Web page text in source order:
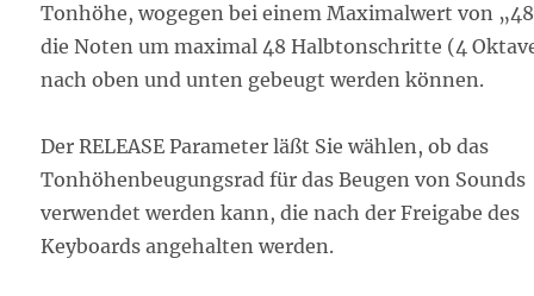
Tonhöhe, wogegen bei einem Maximalwert von
die Noten um maximal 48 Halbtonschritte (4
nach oben und unten gebeugt werden können.
Der RELEASE Parameter läßt Sie wählen, ob das
Tonhöhenbeugungsrad für das Beugen von Sounds
verwendet werden kann, die nach der Freigabe des
Keyboards angehalten werden.